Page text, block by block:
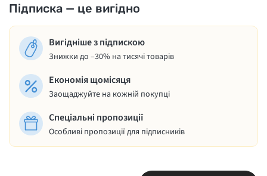
Підписка — це вигідно
Вигідніше з підпискою
Знижки до –30% на тисячі товарів
Економія щомісяця
Заощаджуйте на кожній покупці
Спеціальні пропозиції
Особливі пропозиції для підписників